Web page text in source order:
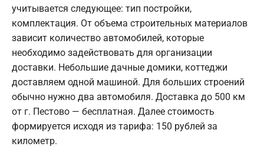
учитывается следующее: тип постройки,
комплектация. От объема строительных материалов
зависит количество автомобилей, которые
необходимо задействовать для организации
доставки. Небольшие дачные домики, коттеджи
доставляем одной машиной. Для больших строений
обычно нужно два автомобиля. Доставка до 500 км
от г. Пестово — бесплатная. Далее стоимость
формируется исходя из тарифа: 150 рублей за
километр.